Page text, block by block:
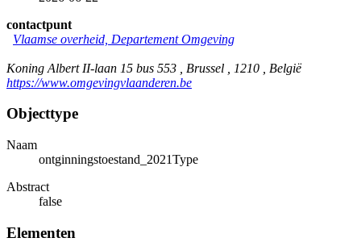
contactpunt
Vlaamse overheid, Departement Omgeving
Koning Albert II-laan 15 bus 553 , Brussel , 1210 , België
https://www.omgevingvlaanderen.be
Objecttype
Naam
ontginningstoestand_2021Type
Abstract
false
Elementen